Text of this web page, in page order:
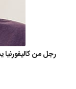
رجل من